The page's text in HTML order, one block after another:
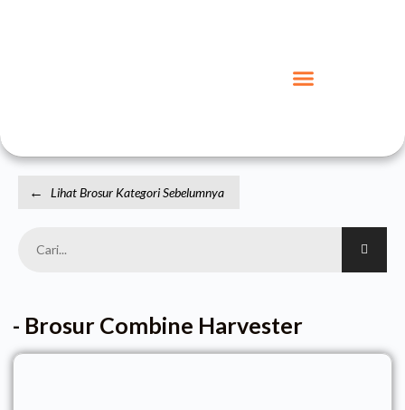
← Lihat Brosur Kategori Sebelumnya
- Brosur Combine Harvester